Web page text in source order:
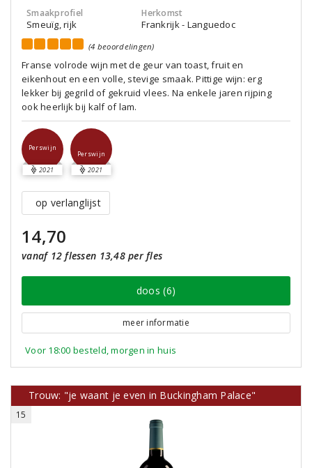
Smaakprofiel
Smeuïg, rijk
Herkomst
Frankrijk - Languedoc
(4 beoordelingen)
Franse volrode wijn met de geur van toast, fruit en
eikenhout en een volle, stevige smaak. Pittige wijn: erg
lekker bij gegrild of gekruid vlees. Na enkele jaren rijping
ook heerlijk bij kalf of lam.
Perswijn
2021
Perswijn
2021
op verlanglijst
14,70
vanaf 12 flessen 13,48 per fles
doos (6)
meer informatie
Voor 18:00 besteld, morgen in huis
Trouw: "je waant je even in Buckingham Palace"
15